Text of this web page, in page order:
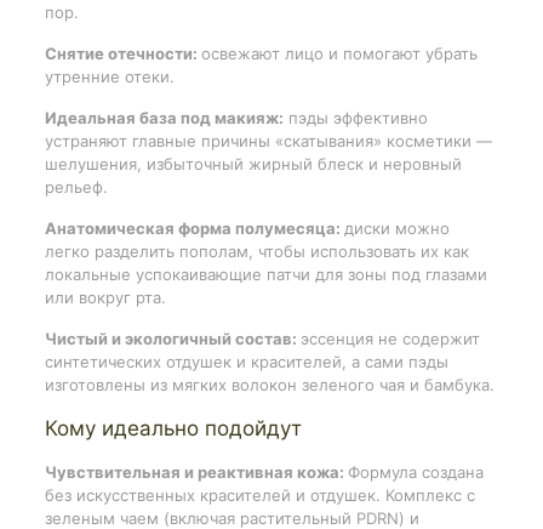
пор.
Снятие отечности: освежают лицо и помогают убрать
утренние отеки.
Идеальная база под макияж: пэды эффективно
устраняют главные причины «скатывания» косметики —
шелушения, избыточный жирный блеск и неровный
рельеф.
Анатомическая форма полумесяца: диски можно
легко разделить пополам, чтобы использовать их как
локальные успокаивающие патчи для зоны под глазами
или вокруг рта.
Чистый и экологичный состав: эссенция не содержит
синтетических отдушек и красителей, а сами пэды
изготовлены из мягких волокон зеленого чая и бамбука.
Кому идеально подойдут
Чувствительная и реактивная кожа: Формула создана
без искусственных красителей и отдушек. Комплекс с
зеленым чаем (включая растительный PDRN) и